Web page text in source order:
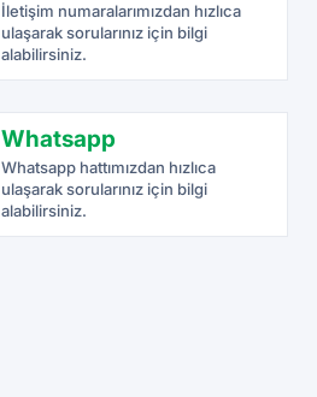
İletişim numaralarımızdan hızlıca
ulaşarak sorularınız için bilgi
alabilirsiniz.
Whatsapp
Whatsapp hattımızdan hızlıca
ulaşarak sorularınız için bilgi
alabilirsiniz.